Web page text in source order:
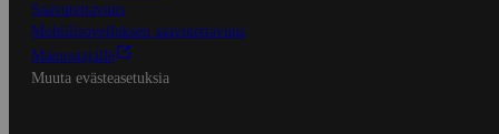
Saavutettavuus
Mobiilisovelluksen saavutettavuus
Mainostajalle
Muuta evästeasetuksia